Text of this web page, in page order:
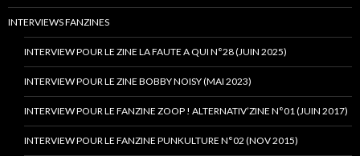
INTERVIEWS FANZINES
INTERVIEW POUR LE ZINE LA FAUTE A QUI N°28 (JUIN 2025)
INTERVIEW POUR LE ZINE BOBBY NOISY (MAI 2023)
INTERVIEW POUR LE FANZINE ZOOP ! ALTERNATIV’ZINE N°01 (JUIN 2017)
INTERVIEW POUR LE FANZINE PUNKULTURE N°02 (NOV 2015)